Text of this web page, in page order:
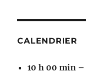
CALENDRIER
10 h 00 min –